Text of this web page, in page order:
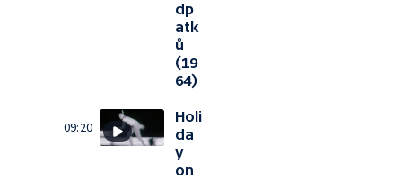
dp
atk
ů
(19
64)
09:20
Holi
da
y
on